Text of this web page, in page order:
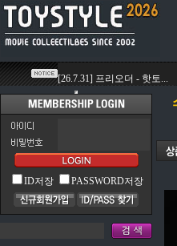
ID저장 PASSWORD저장